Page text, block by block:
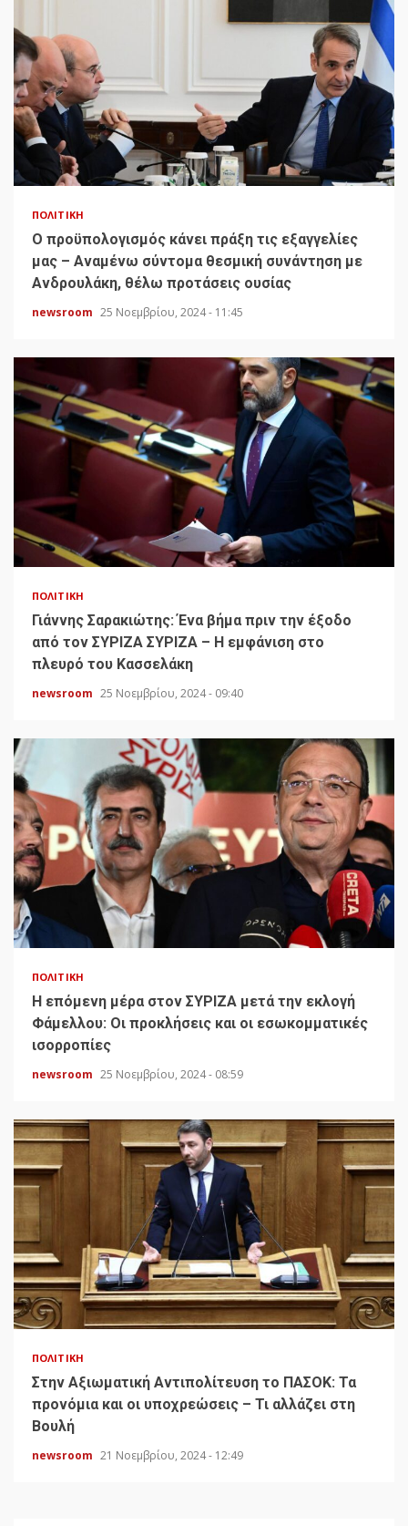
ΠΟΛΙΤΙΚΉ
Ο προϋπολογισμός κάνει πράξη τις εξαγγελίες
μας – Αναμένω σύντομα θεσμική συνάντηση με
Ανδρουλάκη, θέλω προτάσεις ουσίας
newsroom 25 Νοεμβρίου, 2024 - 11:45
ΠΟΛΙΤΙΚΉ
Γιάννης Σαρακιώτης: Ένα βήμα πριν την έξοδο
από τον ΣΥΡΙΖΑ ΣΥΡΙΖΑ – Η εμφάνιση στο
πλευρό του Κασσελάκη
newsroom 25 Νοεμβρίου, 2024 - 09:40
ΠΟΛΙΤΙΚΉ
H επόμενη μέρα στον ΣΥΡΙΖΑ μετά την εκλογή
Φάμελλου: Οι προκλήσεις και οι εσωκομματικές
ισορροπίες
newsroom 25 Νοεμβρίου, 2024 - 08:59
ΠΟΛΙΤΙΚΉ
Στην Αξιωματική Αντιπολίτευση το ΠΑΣΟΚ: Τα
προνόμια και οι υποχρεώσεις – Τι αλλάζει στη
Βουλή
newsroom 21 Νοεμβρίου, 2024 - 12:49